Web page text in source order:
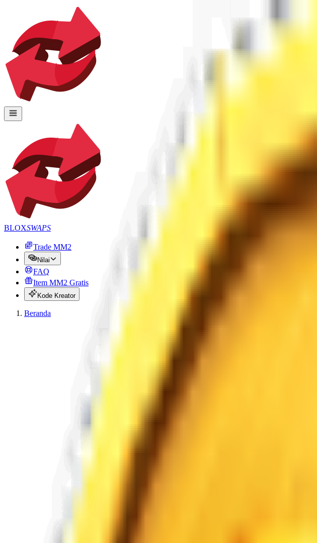
BLOXSWAPS
Trade MM2
Nilai
FAQ
Item MM2 Gratis
Kode Kreator
Beranda